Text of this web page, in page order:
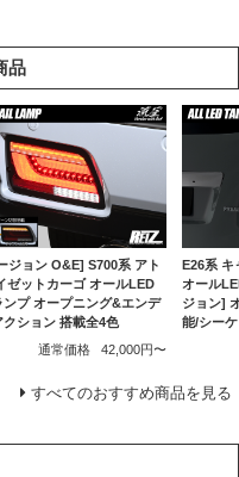
品
ジョン O&E] S700系 アト
ゼットカーゴ オールLED
ンプ オープニング&エンデ
クション 搭載全4色
通常価格
42,000円〜
E26系
オール
ジョン]
能/シー
すべてのおすすめ商品を見る